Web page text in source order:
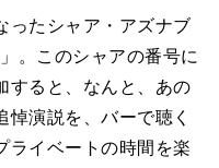
たシャア・アズナブ
。このシャアの番号に
すると、なんと、あの
演説を、バーで聴く
ライベートの時間を楽